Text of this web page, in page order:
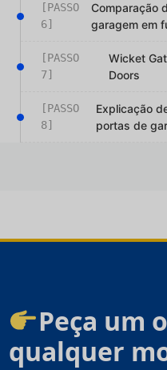
[PASSO
6]
Comparação
garagem em
[PASSO
7]
Wicket
Doors
[PASSO
8]
Explicação
portas de
Peça um
qualquer